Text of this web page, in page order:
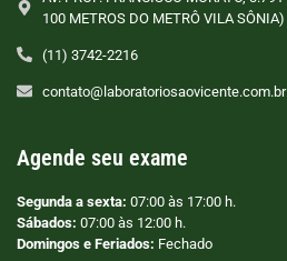
100 METROS DO METRÔ VILA SÔNIA)
(11) 3742-2216
contato@laboratoriosaovicente.com.br
Agende seu exame
Segunda a sexta: 07:00 às 17:00 h.
Sábados: 07:00 às 12:00 h.
Domingos e Feriados: Fechado